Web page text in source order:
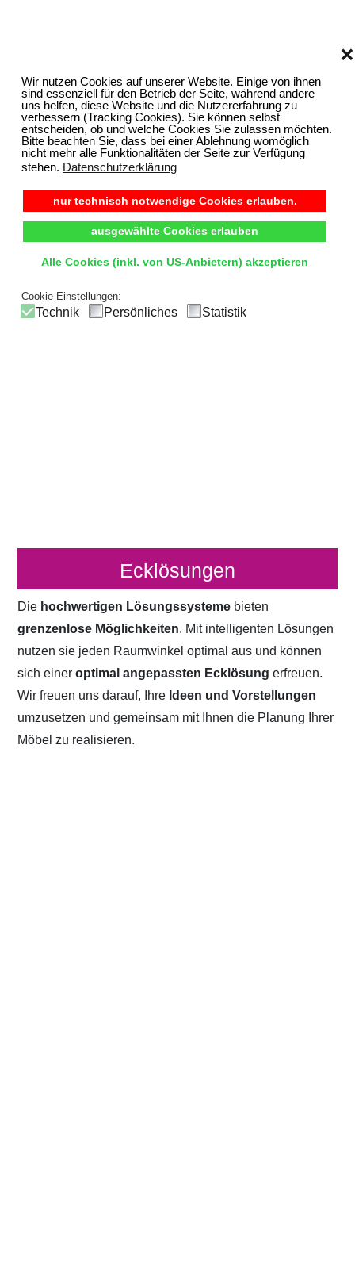
Wir nutzen Cookies auf unserer Website. Einige von ihnen
sind essenziell für den Betrieb der Seite, während andere
uns helfen, diese Website und die Nutzererfahrung zu
verbessern (Tracking Cookies). Sie können selbst
entscheiden, ob und welche Cookies Sie zulassen möchten.
Bitte beachten Sie, dass bei einer Ablehnung womöglich
nicht mehr alle Funktionalitäten der Seite zur Verfügung
stehen. Datenschutzerklärung
nur technisch notwendige Cookies erlauben.
ausgewählte Cookies erlauben
Alle Cookies (inkl. von US-Anbietern) akzeptieren
❌
Cookie Einstellungen:
Technik Persönliches Statistik
Ecklösungen
Die hochwertigen Lösungssysteme bieten
grenzenlose Möglichkeiten. Mit intelligenten Lösungen
nutzen sie jeden Raumwinkel optimal aus und können
sich eineroptimal angepassten Ecklösung erfreuen.
Wir freuen uns darauf, Ihre Ideen und Vorstellungen
umzusetzen und gemeinsam mit Ihnen die Planung Ihrer
Möbel zu realisieren.